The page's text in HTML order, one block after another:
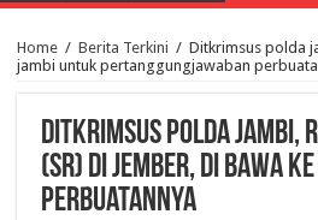
Home / Berita Terkini / Ditkrimsus polda
jambi untuk pertanggungjawaban
Ditkrimsus polda jambi,
(SR) di jember, di bawa
perbuatannya